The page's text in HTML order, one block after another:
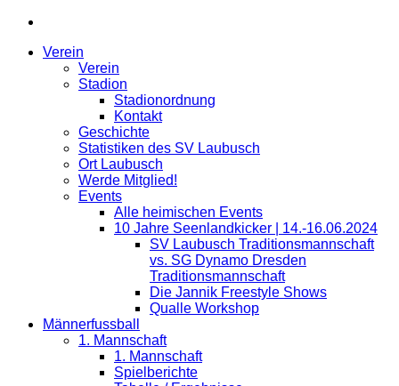
Verein
Verein
Stadion
Stadionordnung
Kontakt
Geschichte
Statistiken des SV Laubusch
Ort Laubusch
Werde Mitglied!
Events
Alle heimischen Events
10 Jahre Seenlandkicker | 14.-16.06.2024
SV Laubusch Traditionsmannschaft
vs. SG Dynamo Dresden
Traditionsmannschaft
Die Jannik Freestyle Shows
Qualle Workshop
Männerfussball
1. Mannschaft
1. Mannschaft
Spielberichte